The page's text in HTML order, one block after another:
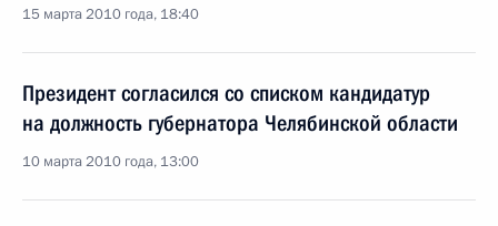
15 марта 2010 года, 18:40
Президент согласился со списком кандидатур
на должность губернатора Челябинской области
10 марта 2010 года, 13:00